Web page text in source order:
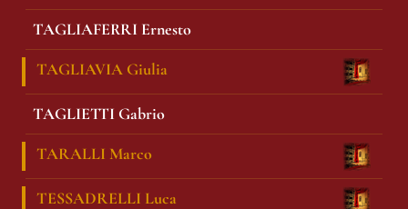
TAGLIAFERRI Ernesto
TAGLIAVIA Giulia
TAGLIETTI Gabrio
TARALLI Marco
TESSADRELLI Luca